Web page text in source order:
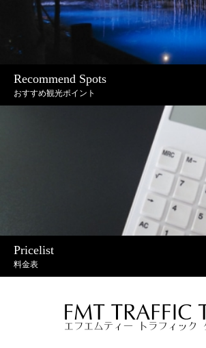
Recommend Spots
おすすめ観光ポイント
Pricelist
料金表